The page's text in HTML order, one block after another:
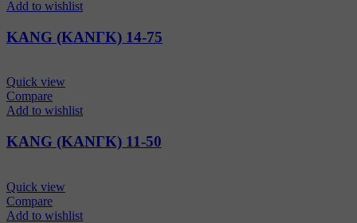
Add to wishlist
KANG (ΚΑΝΓΚ) 14-75
Quick view
Compare
Add to wishlist
KANG (ΚΑΝΓΚ) 11-50
Quick view
Compare
Add to wishlist